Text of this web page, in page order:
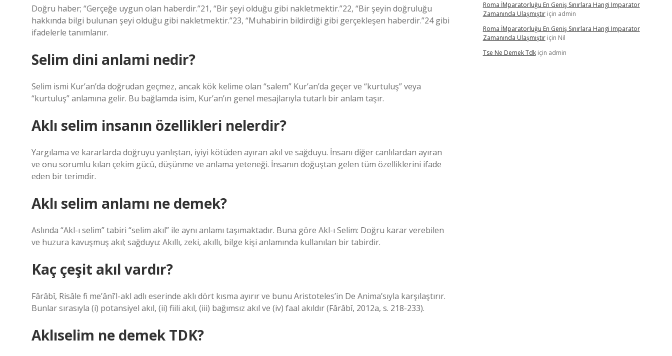
Doğru haber; “Gerçeğe uygun olan haberdir.”21, “Bir şeyi olduğu gibi nakletmektir.”22, “Bir şeyin doğruluğu
hakkında bilgi bulunan şeyi olduğu gibi nakletmektir.”23, “Muhabirin bildirdiği gibi gerçekleşen haberdir.”24 gibi
ifadelerle tanımlanır.
Selim dini anlami nedir?
Selim ismi Kur’an’da doğrudan geçmez, ancak kök kelime olan “salem” Kur’an’da geçer ve “kurtuluş” veya
“kurtuluş” anlamına gelir. Bu bağlamda isim, Kur’an’ın genel mesajlarıyla tutarlı bir anlam taşır.
Aklı selim insanın özellikleri nelerdir?
Yargılama ve kararlarda doğruyu yanlıştan, iyiyi kötüden ayıran akıl ve sağduyu. İnsanı diğer canlılardan ayıran
ve onu sorumlu kılan çekim gücü, düşünme ve anlama yeteneği. İnsanın doğuştan gelen tüm özelliklerini ifade
eden bir terimdir.
Aklı selim anlamı ne demek?
Aslında “Akl-ı selim” tabiri “selim akıl” ile aynı anlamı taşımaktadır. Buna göre Akl-ı Selim: Doğru karar verebilen
ve huzura kavuşmuş akıl; sağduyu: Akıllı, zeki, akıllı, bilge kişi anlamında kullanılan bir tabirdir.
Kaç çeşit akıl vardır?
Fârâbî, Risâle fi me’ânî’l-akl adlı eserinde aklı dört kısma ayırır ve bunu Aristoteles’in De Anima’sıyla karşılaştırır.
Bunlar sırasıyla (i) potansiyel akıl, (ii) fiili akıl, (iii) bağımsız akıl ve (iv) faal akıldır (Fârâbî, 2012a, s. 218-233).
Aklıselim ne demek TDK?
Roma İMparatorluğu En Geniş Sınırlara Hangi Imparator
Zamanında Ulaşmıştıriçin admin
Roma İMparatorluğu En Geniş Sınırlara Hangi Imparator
Zamanında Ulaşmıştıriçin Nil
Tse Ne Demek Tdkiçin admin